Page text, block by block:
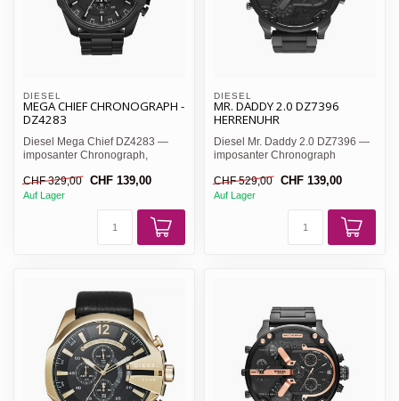
DIESEL
MEGA CHIEF CHRONOGRAPH -
DZ4283
Diesel Mega Chief DZ4283 —
imposanter Chronograph,
CHF 329,00
CHF 139,00
Auf Lager
DIESEL
MR. DADDY 2.0 DZ7396
HERRENUHR
Diesel Mr. Daddy 2.0 DZ7396 —
imposanter Chronograph
CHF 529,00
CHF 139,00
Auf Lager